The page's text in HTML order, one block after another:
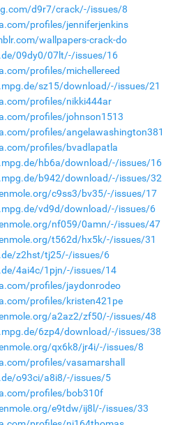
d9r7/crack/-/issues/8
profiles/jenniferjenkins
wallpapers-crack-do
09dy0/07lt/-/issues/16
profiles/michellereed
sz15/download/-/issues/21
profiles/nikki444ar
profiles/johnson1513
profiles/angelawashington381
profiles/bvadlapatla
hb6a/download/-/issues/16
b942/download/-/issues/32
c9ss3/bv35/-/issues/17
vd9d/download/-/issues/6
nf059/0amn/-/issues/47
t562d/hx5k/-/issues/31
z2hst/tj25/-/issues/6
4ai4c/1pjn/-/issues/14
profiles/jaydonrodeo
profiles/kristen421pe
a2az2/zf50/-/issues/48
6zp4/download/-/issues/38
qx6k8/jr4i/-/issues/8
profiles/vasamarshall
o93ci/a8i8/-/issues/5
profiles/bob310f
e9tdw/ij8l/-/issues/33